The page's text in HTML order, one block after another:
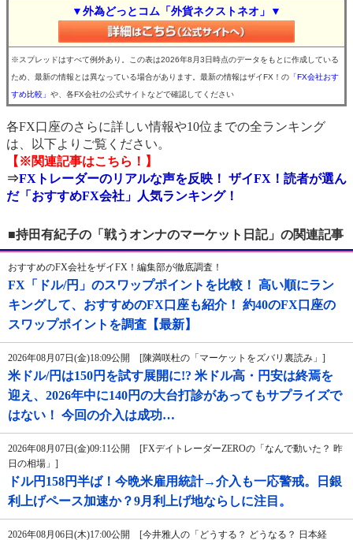
▼外為どっとコム「外貨ネクストネオ」▼
※スプレッドはすべて例外あり。この表は2026年8月3日時点のデータをもとに作成している
ため、最新の情報とは異なっている場合があります。最新の情報はザイFX！の 「FX会社おす
すめ比較」 や、各FX会社の公式サイトなどで確認してください
各FX口座のさらに詳しい情報や10位までの全ランキング
は、以下よりご覧ください。
【※関連記事はこちら！】
⇒FXトレーダーのリアルな声を反映！ ザイFX！読者が選ん
だ「おすすめFX会社」人気ランキング！
■持田有紀子の「戦うオンナのマーケット日記」の関連記事
おすすめのFX会社をザイFX！編集部が徹底調査！
FX「ドル/円」のスワップポイントを比較！ 高い順にラン
キングして、おすすめのFX口座も紹介！ 約40のFX口座の
スワップポイントを調査【最新】
2026年08月07日(金)18:09公開 [陳満咲杜の「マーケットをズバリ裏読み」]
米ドル/円は150円を試す展開に!? 米ドル高・円安は終焉を
迎え、2026年中に140円の大台打診があってもサプライズで
はない！ 今回の介入は成功…
2026年08月07日(金)09:11公開 [FXデイトレーダーZEROの「なんで動いた？ 昨
日の相場」]
ドル円158円半ば！今晩米雇用統計→介入も一応警戒。日銀
利上げペース加速か？9月利上げ地ならしに注目。
2026年08月06日(木)17:00公開 [今井雅人の「どうする？ どうなる？ 日本経